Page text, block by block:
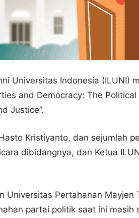
Universitas Indonesia (ILUNI)
and Democracy: The Political
Justice”.
Kristiyanto, dan sejumlah
dibidangnya, dan Ketua
Universitas Pertahanan Mayjen
partai politik saat ini masih